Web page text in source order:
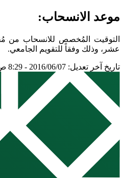
موعد الانسحاب:
التوقيت المُخصص للانسحاب من
عشر، وذلك وفقاً للتقويم الجامعي.
تاريخ آخر تعديل: 2016/06/07 - 8:29 ص بتوقيت السعودية